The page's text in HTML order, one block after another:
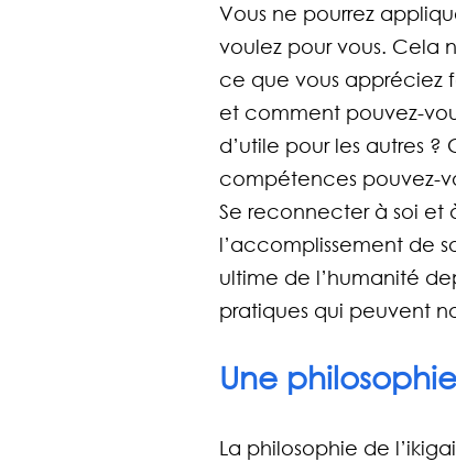
Vous ne pourrez
voulez pour vous. Cela
ce que vous appréciez
et comment pouvez-
d’utile pour les autres
compétences pouvez-
Se reconnecter à soi et
l’accomplissement de
ultime de l’humanité
pratiques qui peuvent
Une
La philosophie de